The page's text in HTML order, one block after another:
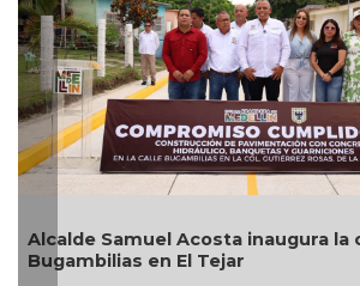
Acosta inaugura la calle
en El Tejar